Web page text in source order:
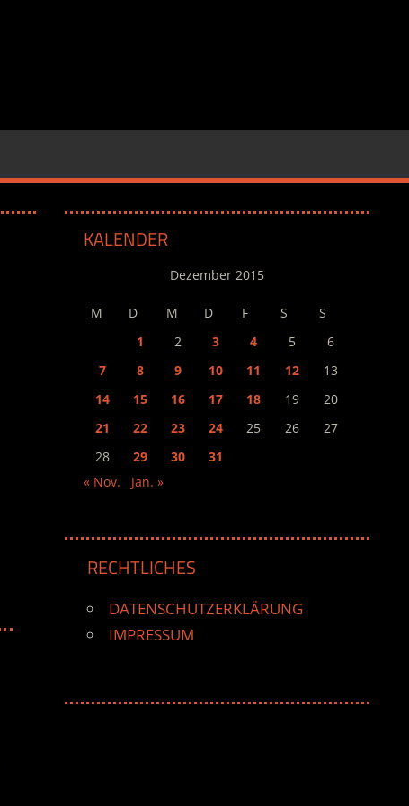
KALENDER
Dezember 2015
M D M D F S
S
1
2 3 4 5
6
7
8 9 10 11 12
13
14
15 16 17 18 19
20
21
22 23 24 25 26
27
28
29 30
31
« Nov.
Jan. »
RECHTLICHES
DATENSCHUTZERKLÄRUNG
IMPRESSUM